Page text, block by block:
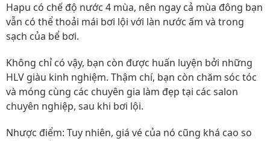
Hapu có chế độ nước 4 mùa, nên ngay cả mùa đông bạn
vẫn có thể thoải mái bơi lội với làn nước ấm và trong
sạch của bể bơi.
Không chỉ có vậy, bạn còn được huấn luyện bởi những
HLV giàu kinh nghiệm. Thậm chí, bạn còn chăm sóc tóc
và móng cùng các chuyên gia làm đẹp tại các salon
chuyên nghiệp, sau khi bơi lội.
Nhược điểm: Tuy nhiên, giá vé của nó cũng khá cao so